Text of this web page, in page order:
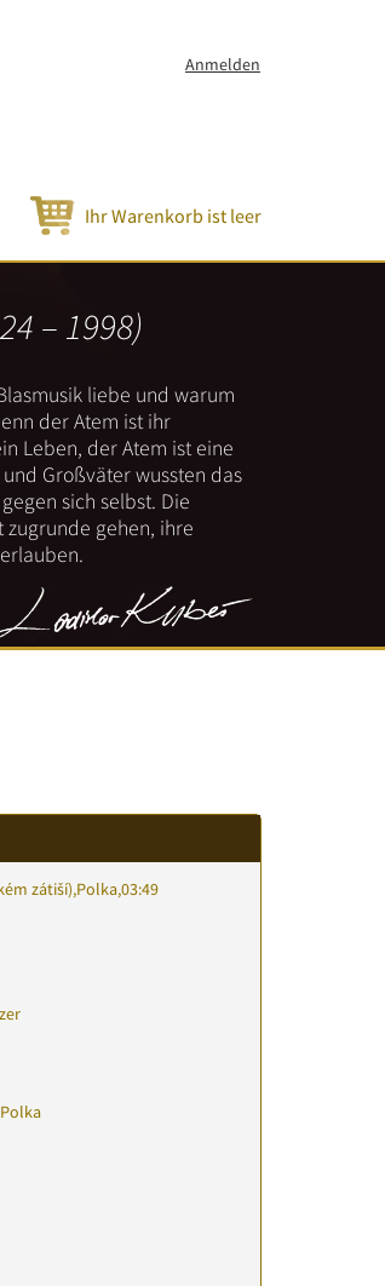
Anmelden
Ihr Warenkorb ist leer
– 1998)
liebe und warum
der Atem ist ihr
Leben, der Atem ist eine
Großväter wussten das
sich selbst. Die
zugrunde gehen, ihre
zátiší),Polka,03:49
Polka